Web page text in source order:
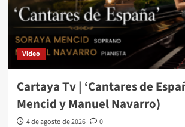
Video
Cartaya Tv | ‘Cantares de
Mencid y Manuel Navarro)
4 de agosto de 2026 0